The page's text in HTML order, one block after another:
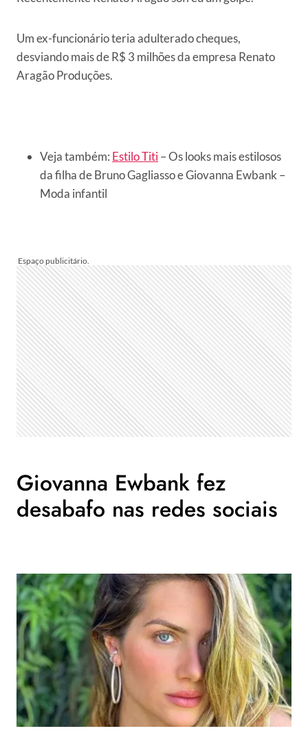
Um ex-funcionário teria adulterado cheques,
desviando mais de R$ 3 milhões da empresa Renato
Aragão Produções.
Veja também: Estilo Titi– Os looks mais estilosos
da filha de Bruno Gagliasso e Giovanna Ewbank –
Moda infantil
Giovanna Ewbank fez
desabafo nas redes sociais